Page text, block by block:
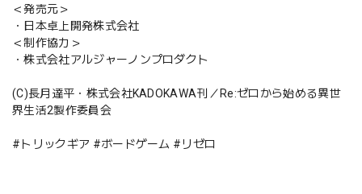
＜発売元＞
・日本卓上開発株式会社
＜制作協力＞
・株式会社アルジャーノンプロダクト
(C)長月達平・株式会社KADOKAWA刊／Re:ゼロから始める異世
界生活2製作委員会
#トリックギア #ボードゲーム #リゼロ